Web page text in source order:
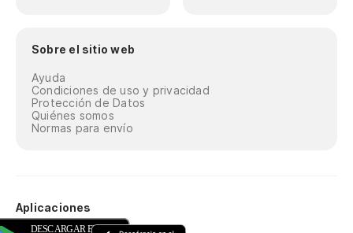
Sobre el sitio web
Ayuda
Condiciones de uso y privacidad
Protección de Datos
Quiénes somos
Normas para envío
Aplicaciones